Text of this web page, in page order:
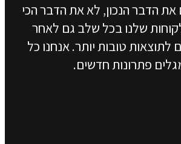
את הדבר הנכון, לא את הדבר הכי
שלנו בכל שלב גם לאחר
טובות יותר. אנחנו כל
פתרונות חדשים.